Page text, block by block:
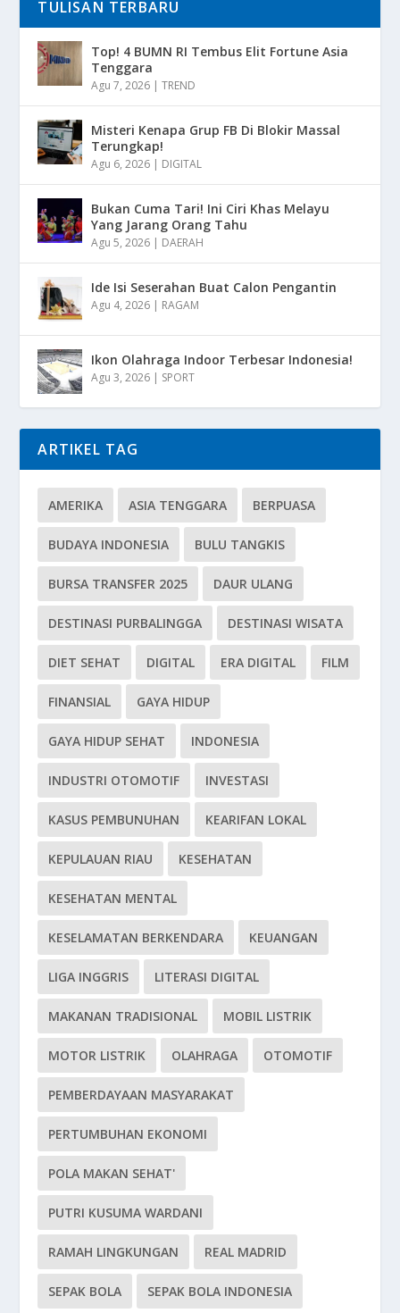
TULISAN TERBARU
Top! 4 BUMN RI Tembus Elit Fortune Asia
Tenggara
Agu 7, 2026 |TREND
Misteri Kenapa Grup FB Di Blokir Massal
Terungkap!
Agu 6, 2026 | DIGITAL
Bukan Cuma Tari! Ini Ciri Khas Melayu
Yang Jarang Orang Tahu
Agu 5, 2026 | DAERAH
Ide Isi Seserahan Buat Calon Pengantin
Agu 4, 2026 | RAGAM
Ikon Olahraga Indoor Terbesar Indonesia!
Agu 3, 2026 | SPORT
ARTIKEL TAG
AMERIKA ASIA TENGGARA BERPUASA
BUDAYA INDONESIA BULU TANGKIS
BURSA TRANSFER 2025 DAUR ULANG
DESTINASI PURBALINGGA DESTINASI WISATA
DIET SEHAT DIGITAL ERA DIGITAL FILM
FINANSIAL GAYA HIDUP
GAYA HIDUP SEHAT INDONESIA
INDUSTRI OTOMOTIF INVESTASI
KASUS PEMBUNUHAN KEARIFAN LOKAL
KEPULAUAN RIAU KESEHATAN
KESEHATAN MENTAL
KESELAMATAN BERKENDARA KEUANGAN
LIGA INGGRIS LITERASI DIGITAL
MAKANAN TRADISIONAL MOBIL LISTRIK
MOTOR LISTRIK OLAHRAGA OTOMOTIF
PEMBERDAYAAN MASYARAKAT
PERTUMBUHAN EKONOMI
POLA MAKAN SEHAT'
PUTRI KUSUMA WARDANI
RAMAH LINGKUNGAN REAL MADRID
SEPAK BOLA SEPAK BOLA INDONESIA